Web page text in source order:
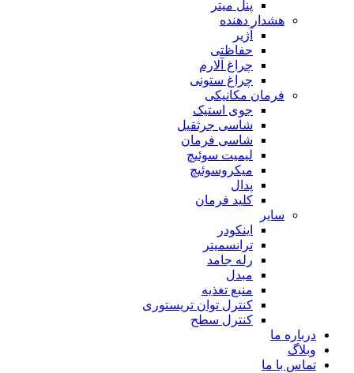
پنل میتر
هشدار دهنده
آژیر
حفاظتی
چراغ آلارم
چراغ ستونی
فرمان مکانیکی
جوی استیک
شاسی جرثقیل
شاسی فرمان
لیمیت سوئیچ
میکروسوئیچ
پدال
کلید فرمان
سایر
اینکودر
ترانسمیتر
رله جامد
مبدل
منبع تغذیه
کنترل توان تریستوری
کنترل سطح
درباره ما
وبلاگ
تماس با ما